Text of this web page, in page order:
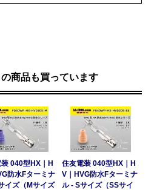
商品も買っています
040型HX｜H
防水Fターミナ
イズ（Mサイズ
住友電装 040型HX｜H
V｜HVG防水Fターミナ
ル - Sサイズ（SSサイ